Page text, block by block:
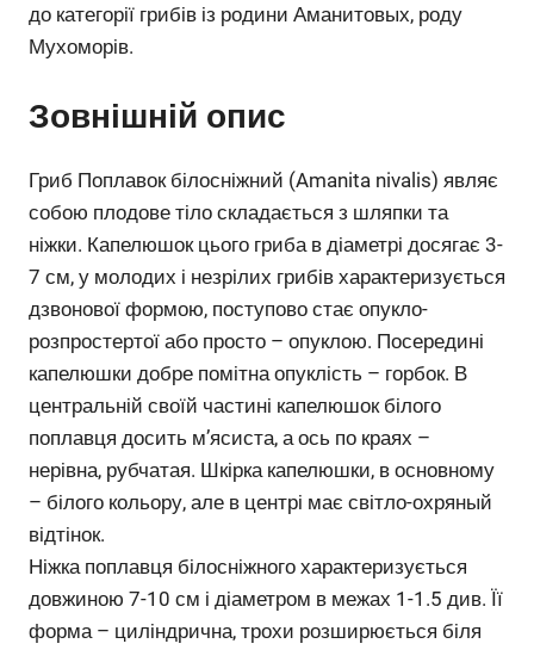
до категорії грибів із родини Аманитовых, роду
Мухоморів.
Зовнішній опис
Гриб Поплавок білосніжний (Amanita nivalis) являє
собою плодове тіло складається з шляпки та
ніжки. Капелюшок цього гриба в діаметрі досягає 3-
7 см, у молодих і незрілих грибів характеризується
дзвонової формою, поступово стає опукло-
розпростертої або просто – опуклою. Посередині
капелюшки добре помітна опуклість – горбок. В
центральній своїй частині капелюшок білого
поплавця досить м’ясиста, а ось по краях –
нерівна, рубчатая. Шкірка капелюшки, в основному
– білого кольору, але в центрі має світло-охряный
відтінок.
Ніжка поплавця білосніжного характеризується
довжиною 7-10 см і діаметром в межах 1-1.5 див. Її
форма – циліндрична, трохи розширюється біля